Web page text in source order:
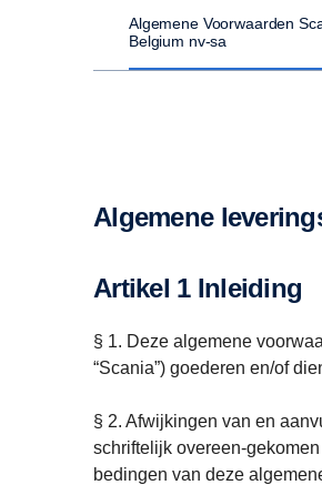
Algemene Voorwaarden
Belgium nv-sa
Algemene
Artikel 1 Inleiding
§ 1. Deze algemene
“Scania”) goederen en/of
§ 2. Afwijkingen van en
schriftelijk overeen-
bedingen van deze